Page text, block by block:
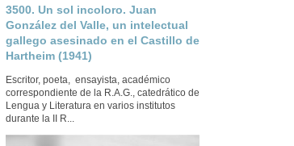
3500. Un sol incoloro. Juan
González del Valle, un intelectual
gallego asesinado en el Castillo de
Hartheim (1941)
Escritor, poeta, ensayista, académico
correspondiente de la R.A.G., catedrático de
Lengua y Literatura en varios institutos
durante la II R...